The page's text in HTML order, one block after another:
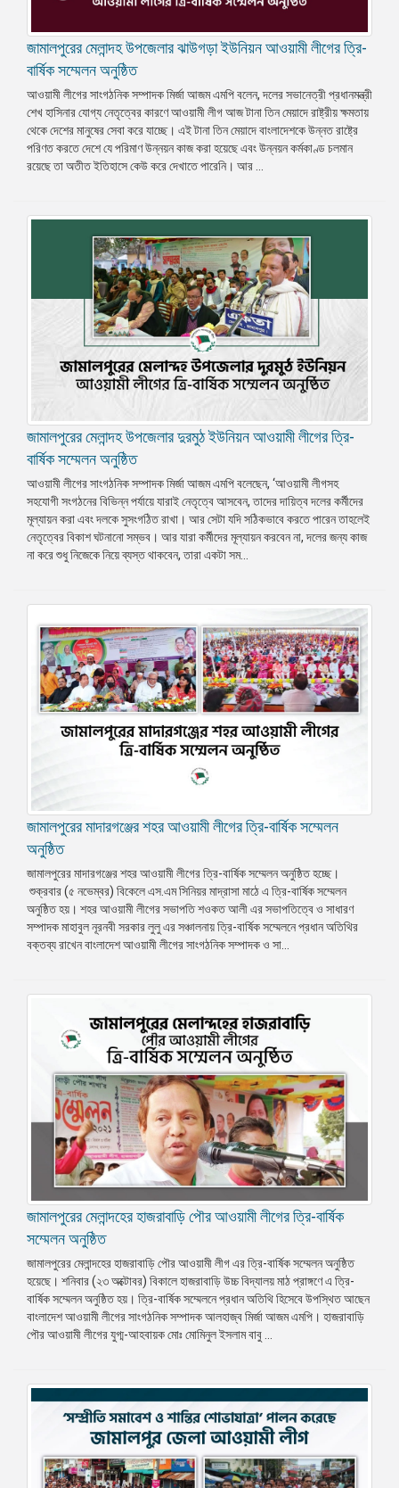
জামালপুরের মেলান্দহ উপজেলার ঝাউগড়া ইউনিয়ন আওয়ামী লীগের ত্রি-
বার্ষিক সম্মেলন অনুষ্ঠিত
আওয়ামী লীগের সাংগঠনিক সম্পাদক মির্জা আজম এমপি বলেন, দলের সভানেত্রী প্রধানমন্ত্রী
শেখ হাসিনার যোগ্য নেতৃত্বের কারণে আওয়ামী লীগ আজ টানা তিন মেয়াদে রাষ্ট্রীয় ক্ষমতায়
থেকে দেশের মানুষের সেবা করে যাচ্ছে। এই টানা তিন মেয়াদে বাংলাদেশকে উন্নত রাষ্ট্রে
পরিণত করতে দেশে যে পরিমাণ উন্নয়ন কাজ করা হয়েছে এবং উন্নয়ন কর্মকাণ্ড চলমান
রয়েছে তা অতীত ইতিহাসে কেউ করে দেখাতে পারেনি। আর ...
জামালপুরের মেলান্দহ উপজেলার দুরমুঠ ইউনিয়ন আওয়ামী লীগের ত্রি-
বার্ষিক সম্মেলন অনুষ্ঠিত
আওয়ামী লীগের সাংগঠনিক সম্পাদক মির্জা আজম এমপি বলেছেন, ‘আওয়ামী লীগসহ
সহযোগী সংগঠনের বিভিন্ন পর্যায়ে যারাই নেতৃত্বে আসবেন, তাদের দায়িত্ব দলের কর্মীদের
মূল্যায়ন করা এবং দলকে সুসংগঠিত রাখা। আর সেটা যদি সঠিকভাবে করতে পারেন তাহলেই
নেতৃত্বের বিকাশ ঘটনানো সম্ভব। আর যারা কর্মীদের মূল্যায়ন করবেন না, দলের জন্য কাজ
না করে শুধু নিজেকে নিয়ে ব্যস্ত থাকবেন, তারা একটা সম...
জামালপুরের মাদারগঞ্জের শহর আওয়ামী লীগের ত্রি-বার্ষিক সম্মেলন
অনুষ্ঠিত
জামালপুরের মাদারগঞ্জের শহর আওয়ামী লীগের ত্রি-বার্ষিক সম্মেলন অনুষ্ঠিত হচ্ছে।
শুক্রবার (৫ নভেম্বর) বিকেলে এস.এম সিনিয়র মাদ্রাসা মাঠে এ ত্রি-বার্ষিক সম্মেলন
অনুষ্ঠিত হয়। শহর আওয়ামী লীগের সভাপতি শওকত আলী এর সভাপতিত্বে ও সাধারণ
সম্পাদক মাহাবুল নূরনবী সরকার লুলু এর সঞ্চালনায় ত্রি-বার্ষিক সম্মেলনে প্রধান অতিথির
বক্তব্য রাখেন বাংলাদেশ আওয়ামী লীগের সাংগঠনিক সম্পাদক ও সা...
জামালপুরের মেলান্দহের হাজরাবাড়ি পৌর আওয়ামী লীগের ত্রি-বার্ষিক
সম্মেলন অনুষ্ঠিত
জামালপুরের মেলান্দহের হাজরাবাড়ি পৌর আওয়ামী লীগ এর ত্রি-বার্ষিক সম্মেলন অনুষ্ঠিত
হয়েছে। শনিবার (২৩ অক্টোবর) বিকালে হাজরাবাড়ি উচ্চ বিদ্যালয় মাঠ প্রাঙ্গণে এ ত্রি-
বার্ষিক সম্মেলন অনুষ্ঠিত হয়। ত্রি-বার্ষিক সম্মেলনে প্রধান অতিথি হিসেবে উপস্থিত আছেন
বাংলাদেশ আওয়ামী লীগের সাংগঠনিক সম্পাদক আলহাজ্ব মির্জা আজম এমপি। হাজরাবাড়ি
পৌর আওয়ামী লীগের যুগ্ম-আহবায়ক মোঃ মোমিনুল ইসলাম বাবু ...